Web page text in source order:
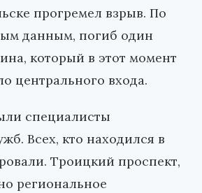
прогремел взрыв. По
данным, погиб один
который в этот момент
центрального входа.
специалисты
Всех, кто находился в
Троицкий проспект,
региональное